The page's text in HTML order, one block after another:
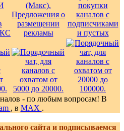
- по любым вопросам! В
, в MAX .
сайта и подписываемся